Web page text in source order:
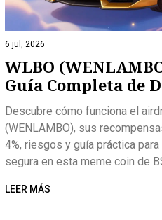
6 jul, 2026
WLBO
Guía Completa de
Mecánica y Riesgos
Descubre cómo funciona el
(WENLAMBO), sus
4%, riesgos y guía práctica
segura en esta meme coin de
LEER MÁS